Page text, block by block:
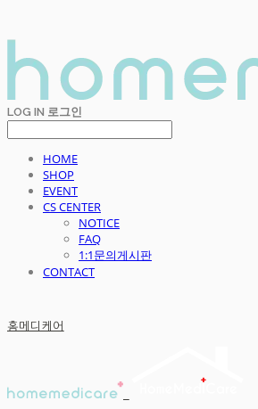
LOG IN 로그인
HOME
SHOP
EVENT
CS CENTER
NOTICE
FAQ
1:1문의게시판
CONTACT
홈메디케어